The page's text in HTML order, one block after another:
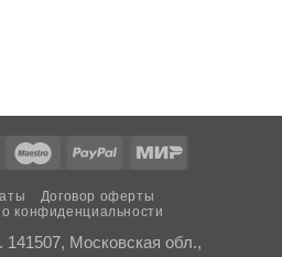
Договор оферты
конфиденциальности
Московская обл.,